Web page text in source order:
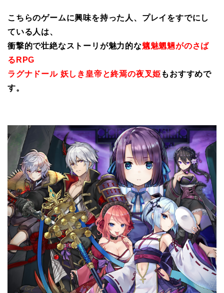
こちらのゲームに興味を持った人、プレイをすでにし
ている人は、
衝撃的で壮絶なストーリが魅力的な魑魅魍魎がのさば
るRPG
ラグナドール 妖しき皇帝と終焉の夜叉姫 もおすすめで
す。